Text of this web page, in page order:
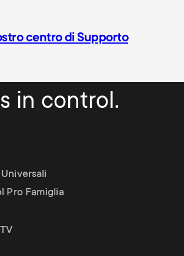
centro di Supporto
in control.
Pro Famiglia